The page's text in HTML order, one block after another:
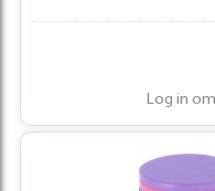
Log in